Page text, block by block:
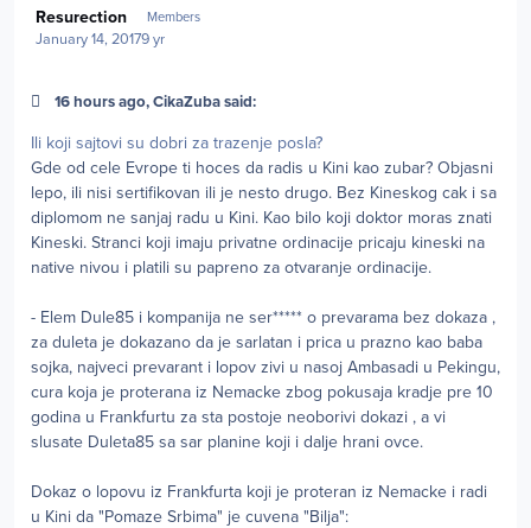
Resurection Members
January 14, 20179 yr
16 hours ago, CikaZuba said:
Ili koji sajtovi su dobri za trazenje posla?
Gde od cele Evrope ti hoces da radis u Kini kao zubar? Objasni
lepo, ili nisi sertifikovan ili je nesto drugo. Bez Kineskog cak i sa
diplomom ne sanjaj radu u Kini. Kao bilo koji doktor moras znati
Kineski. Stranci koji imaju privatne ordinacije pricaju kineski na
native nivou i platili su papreno za otvaranje ordinacije.
- Elem Dule85 i kompanija ne ser***** o prevarama bez dokaza ,
za duleta je dokazano da je sarlatan i prica u prazno kao baba
sojka, najveci prevarant i lopov zivi u nasoj Ambasadi u Pekingu,
cura koja je proterana iz Nemacke zbog pokusaja kradje pre 10
godina u Frankfurtu za sta postoje neoborivi dokazi , a vi
slusate Duleta85 sa sar planine koji i dalje hrani ovce.
Dokaz o lopovu iz Frankfurta koji je proteran iz Nemacke i radi
u Kini da "Pomaze Srbima" je cuvena "Bilja":